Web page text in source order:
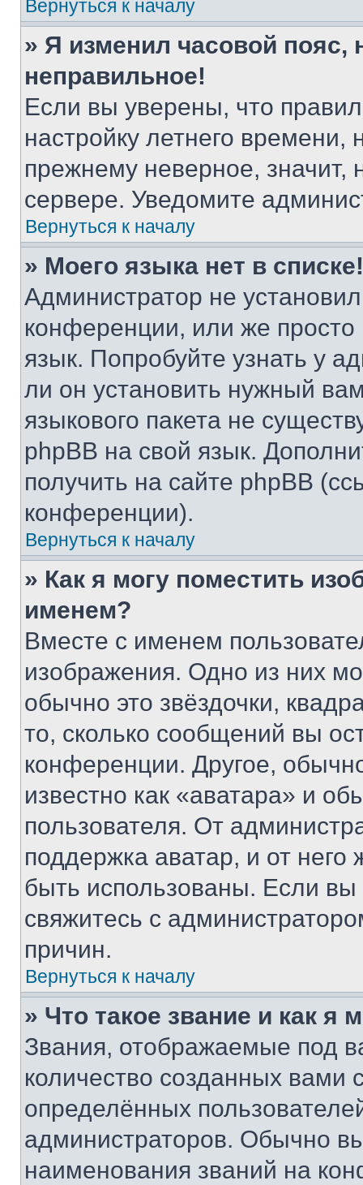
Вернуться к началу
» Я изменил часовой пояс,
неправильное!
Если вы уверены, что
настройку летнего
прежнему неверное, значит,
сервере. Уведомите
Вернуться к началу
» Моего языка нет в списке!
Администратор не
конференции, или же
язык. Попробуйте узнать у
ли он установить нужный
языкового пакета не
phpBB на свой язык.
получить на сайте phpBB
конференции).
Вернуться к началу
» Как я могу поместить
именем?
Вместе с именем
изображения. Одно из них
обычно это звёздочки,
то, сколько сообщений вы
конференции. Другое,
известно как «аватара» и
пользователя. От
поддержка аватар, и от него
быть использованы. Если
свяжитесь с
причин.
Вернуться к началу
» Что такое звание и как я
Звания, отображаемые под
количество созданных
определённых
администраторов. Обычно
наименования званий на